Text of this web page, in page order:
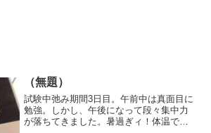
（無題）
試験中弛み期間3日目。午前中は真面目に
勉強。しかし、午後になって段々集中力
が落ちてきました。暑過ぎィ！体温で